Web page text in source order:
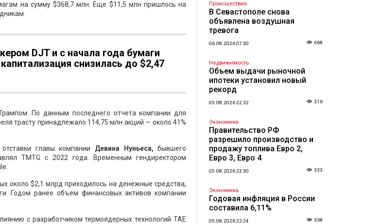
на сумму $368,7 млн. Еще $11,5 млн пришлось на
DJT и с начала года бумаги
снизилась до $2,47
По данным последнего отчета компании для
трасту принадлежало 114,75 млн акций — около 41%
главы компании Девина Нуньеса, бывшего
TMTG с 2022 года. Временным гендиректором
около $2,1 млрд приходилось на денежные средства,
Годом ранее объем финансовых активов компании
с разработчиком термоядерных технологий TAE
Происшествия
В Севастополе снова
объявлена воздушная
тревога
06.08.2026 07:30 668
Недвижимость
Объем выдачи рыночной
ипотеки установил новый
рекорд
05.08.2026 22:32 316
Экономика
Правительство РФ
разрешило производство и
продажу топлива Евро 2,
Евро 3, Евро 4
05.08.2026 22:30 333
Экономика
Годовая инфляция в России
составила 6,11%
05.08.2026 22:24 338